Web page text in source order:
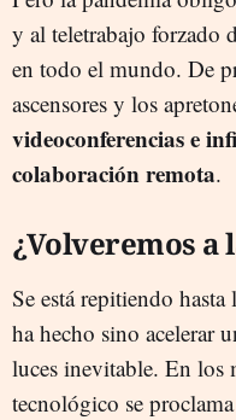
y al teletrabajo forzado
en todo el mundo. De
ascensores y los
videoconferencias e
colaboración remota.
¿Volveremos a
Se está repitiendo
ha hecho sino acelerar
luces inevitable. En los
tecnológico se